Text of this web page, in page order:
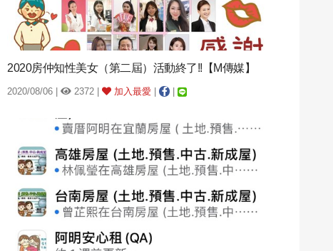
2020房仲知性美女（第二屆）活動終了!!【M傳媒】
2020/08/06 | 2372 | 加入最愛